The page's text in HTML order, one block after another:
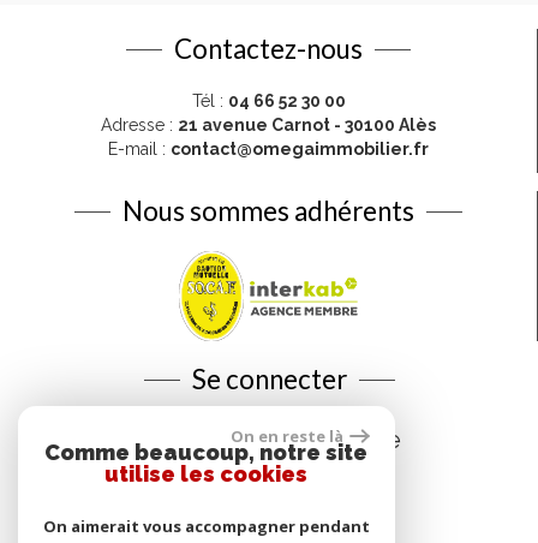
Contactez-nous
Tél : 04 66 52 30 00
Adresse : 21 avenue Carnot - 30100 Alès
E-mail : contact@omegaimmobilier.fr
Nous sommes adhérents
Se connecter
Espace propriétaire
On en reste là
Comme beaucoup, notre site
utilise les cookies
On aimerait vous accompagner pendant